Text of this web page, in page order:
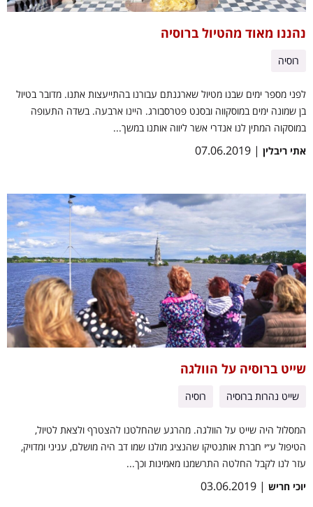
נהננו מאוד מהטיול ברוסיה
רוסיה
לפני מספר ימים שבנו מטיול שארגנתם עבורנו בהתייעצות אתנו. מדובר בטיול
בן שמונה ימים במוסקווה ובסנט פטרסבורג. היינו ארבעה. בשדה התעופה
במוסקוה המתין לנו אנדרי אשר ליווה אותנו במשך...
אתי ריבלין | 07.06.2019
שייט ברוסיה על הוולגה
שייט נהרות ברוסיה רוסיה
המסלול היה שייט על הוולגה. מהרגע שהחלטנו להצטרף ולצאת לטיול,
הטיפול ע״י חברת אותנטיקו שהנציג מולנו שמו דב היה מושלם, עניני ומדויק,
עזר לנו לקבל החלטה התרשמנו מאמינות וכך...
יוכי חריש | 03.06.2019